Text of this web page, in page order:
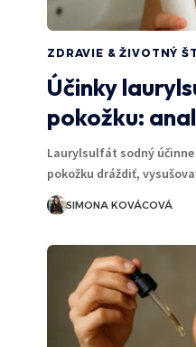
ZDRAVIE & ŽIVOTNÝ
Účinky
pokožku:
Laurylsulfát sodný
pokožku dráždiť,
SIMONA KOVÁCOVÁ